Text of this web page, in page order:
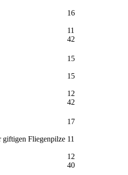
16
11
42
15
15
12
42
giftigen Fliegenpilze
17
11
12
40